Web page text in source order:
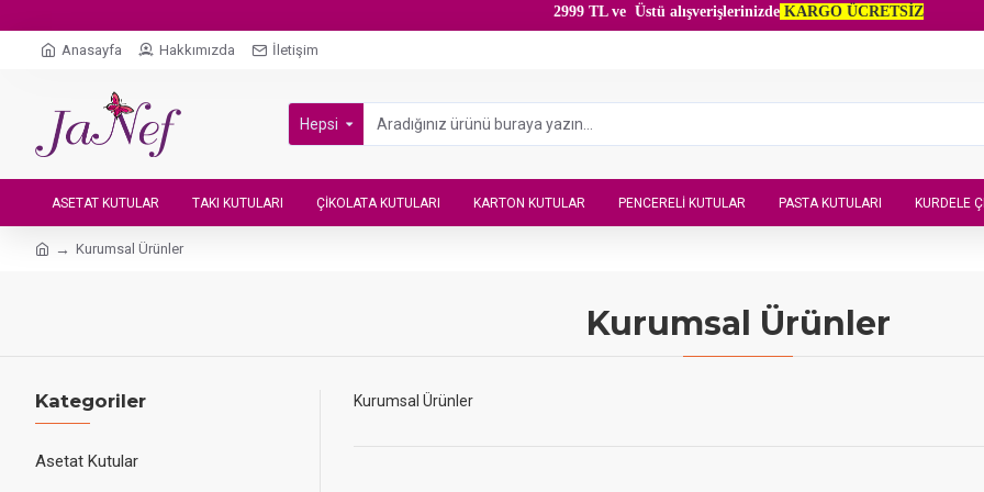
2999 TL ve Üstü alışverişlerinizdeKARGO ÜCRETSİZ
Anasayfa Hakkımızda İletişim
Hepsi
ASETAT KUTULAR TAKI KUTULARI ÇIKOLATA KUTULARI KARTON KUTULAR PENCERELI KUTULAR PASTA KUTULARI KURDELE
Kurumsal Ürünler
Kurumsal Ürünler
Kategoriler
Asetat Kutular
Kurumsal Ürünler